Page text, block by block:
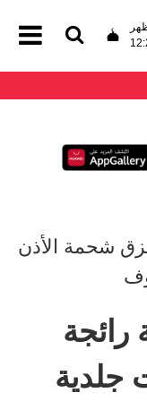
شحمة الأذن
رائجة
جلدية